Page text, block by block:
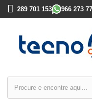
289 701 153 966 273